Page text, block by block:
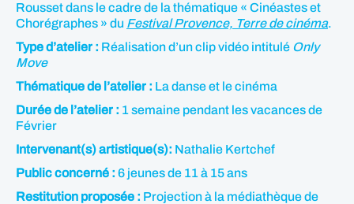
Rousset dans le cadre de la thématique « Cinéastes et
Chorégraphes » du Festival Provence, Terre de cinéma.
Type d’atelier : Réalisation d’un clip vidéo intitulé Only
Move
Thématique de l’atelier : La danse et le cinéma
Durée de l’atelier : 1 semaine pendant les vacances de
Février
Intervenant(s) artistique(s): Nathalie Kertchef
Public concerné : 6 jeunes de 11 à 15 ans
Restitution proposée : Projection à la médiathèque de